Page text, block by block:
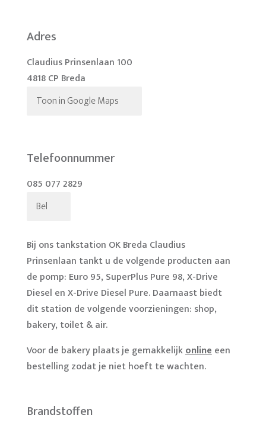
Adres
Claudius Prinsenlaan 100
4818 CP Breda
Toon in Google Maps
Telefoonnummer
085 077 2829
Bel
Bij ons tankstation OK Breda Claudius
Prinsenlaan tankt u de volgende producten aan
de pomp: Euro 95, SuperPlus Pure 98, X-Drive
Diesel en X-Drive Diesel Pure. Daarnaast biedt
dit station de volgende voorzieningen: shop,
bakery, toilet & air.
Voor de bakery plaats je gemakkelijkonlineeen
bestelling zodat je niet hoeft te wachten.
Brandstoffen